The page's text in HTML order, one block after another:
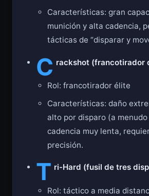
Características: gran
munición y alta cadencia,
tácticas de “disparar y
C rackshot (francotirador
Rol: francotirador élite
Características: daño
alto por disparo (a
cadencia muy lenta,
precisión.
T ri-Hard (fusil de tres
Rol: táctico a media